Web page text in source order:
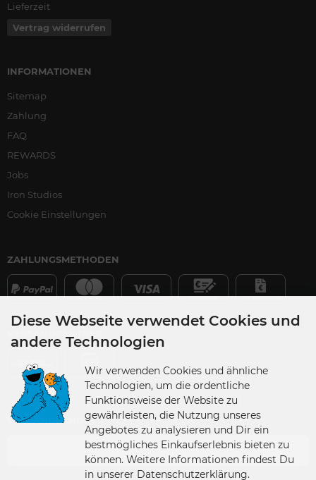
Lieferzeit
Vertrag widerrufen
INFORMATIONEN
Sitemap
Zahlung
FAQ
REWARDS
Jobs
Iron Studios
Cookie Einstellungen
ZAHLUNGSMETHODEN
VERSANDPARTNER
VERSANDLAND
Diese Webseite verwendet Cookies und
andere Technologien
Wir verwenden Cookies und ähnliche
Technologien, um die ordentliche
Funktionsweise der Website zu
gewährleisten, die Nutzung unseres
Angebotes zu analysieren und Dir ein
bestmögliches Einkaufserlebnis bieten zu
können. Weitere Informationen findest Du
in unserer Datenschutzerklärung.